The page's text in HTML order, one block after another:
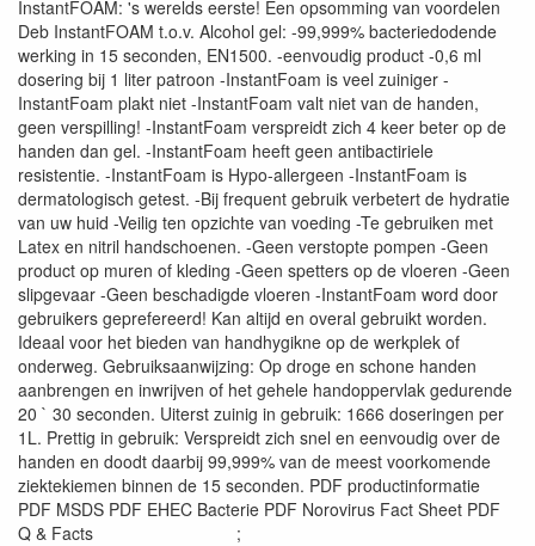
InstantFOAM: 's werelds eerste! Een opsomming van voordelen
Deb InstantFOAM t.o.v. Alcohol gel: -99,999% bacteriedodende
werking in 15 seconden, EN1500. -eenvoudig product -0,6 ml
dosering bij 1 liter patroon -InstantFoam is veel zuiniger -
InstantFoam plakt niet -InstantFoam valt niet van de handen,
geen verspilling! -InstantFoam verspreidt zich 4 keer beter op de
handen dan gel. -InstantFoam heeft geen antibactiriele
resistentie. -InstantFoam is Hypo-allergeen -InstantFoam is
dermatologisch getest. -Bij frequent gebruik verbetert de hydratie
van uw huid -Veilig ten opzichte van voeding -Te gebruiken met
Latex en nitril handschoenen. -Geen verstopte pompen -Geen
product op muren of kleding -Geen spetters op de vloeren -Geen
slipgevaar -Geen beschadigde vloeren -InstantFoam word door
gebruikers geprefereerd! Kan altijd en overal gebruikt worden.
Ideaal voor het bieden van handhygikne op de werkplek of
onderweg. Gebruiksaanwijzing: Op droge en schone handen
aanbrengen en inwrijven of het gehele handoppervlak gedurende
20 ` 30 seconden. Uiterst zuinig in gebruik: 1666 doseringen per
1L. Prettig in gebruik: Verspreidt zich snel en eenvoudig over de
handen en doodt daarbij 99,999% van de meest voorkomende
ziektekiemen binnen de 15 seconden. PDF productinformatie
PDF MSDS PDF EHEC Bacterie PDF Norovirus Fact Sheet PDF
Q & Facts ;